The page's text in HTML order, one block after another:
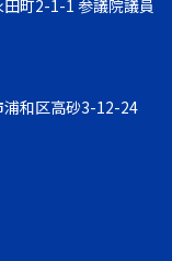
町2-1-1 参議院議員
浦和区高砂3-12-24